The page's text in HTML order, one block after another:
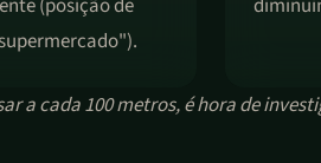
(posição de
a cada 100 metros, é hora de